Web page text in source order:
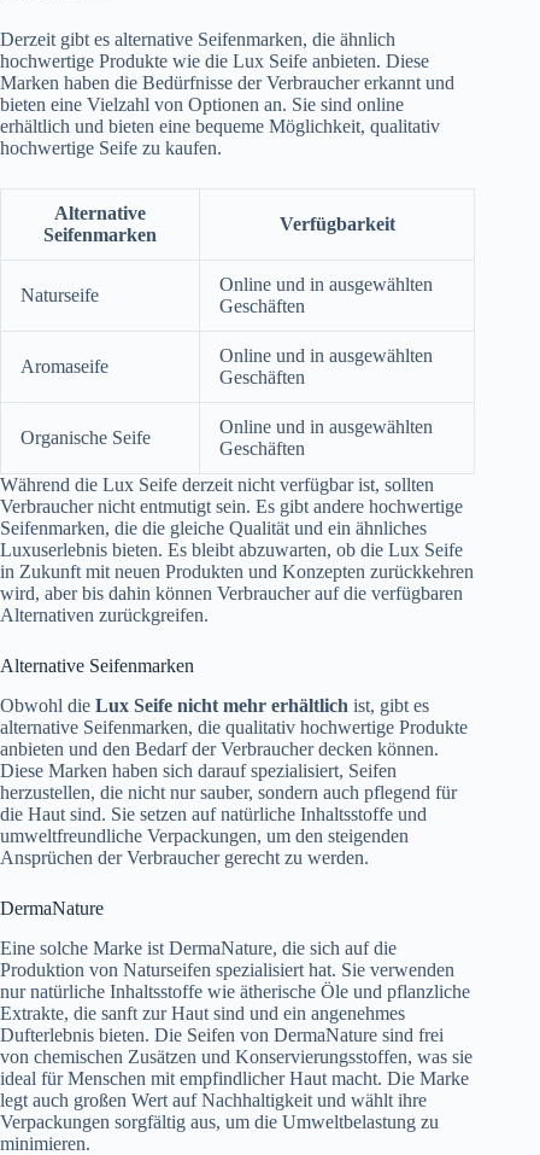
Derzeit gibt es alternative Seifenmarken, die ähnlich
hochwertige Produkte wie die Lux Seife anbieten. Diese
Marken haben die Bedürfnisse der Verbraucher erkannt und
bieten eine Vielzahl von Optionen an. Sie sind online
erhältlich und bieten eine bequeme Möglichkeit, qualitativ
hochwertige Seife zu kaufen.
Alternative
Seifenmarken
Verfügbarkeit
Naturseife
Online und in ausgewählten
Geschäften
Aromaseife
Online und in ausgewählten
Geschäften
Organische Seife
Online und in ausgewählten
Geschäften
Während die Lux Seife derzeit nicht verfügbar ist, sollten
Verbraucher nicht entmutigt sein. Es gibt andere hochwertige
Seifenmarken, die die gleiche Qualität und ein ähnliches
Luxuserlebnis bieten. Es bleibt abzuwarten, ob die Lux Seife
in Zukunft mit neuen Produkten und Konzepten zurückkehren
wird, aber bis dahin können Verbraucher auf die verfügbaren
Alternativen zurückgreifen.
Alternative Seifenmarken
Obwohl die Lux Seife nicht mehr erhältlich ist, gibt es
alternative Seifenmarken, die qualitativ hochwertige Produkte
anbieten und den Bedarf der Verbraucher decken können.
Diese Marken haben sich darauf spezialisiert, Seifen
herzustellen, die nicht nur sauber, sondern auch pflegend für
die Haut sind. Sie setzen auf natürliche Inhaltsstoffe und
umweltfreundliche Verpackungen, um den steigenden
Ansprüchen der Verbraucher gerecht zu werden.
DermaNature
Eine solche Marke ist DermaNature, die sich auf die
Produktion von Naturseifen spezialisiert hat. Sie verwenden
nur natürliche Inhaltsstoffe wie ätherische Öle und pflanzliche
Extrakte, die sanft zur Haut sind und ein angenehmes
Dufterlebnis bieten. Die Seifen von DermaNature sind frei
von chemischen Zusätzen und Konservierungsstoffen, was sie
ideal für Menschen mit empfindlicher Haut macht. Die Marke
legt auch großen Wert auf Nachhaltigkeit und wählt ihre
Verpackungen sorgfältig aus, um die Umweltbelastung zu
minimieren.